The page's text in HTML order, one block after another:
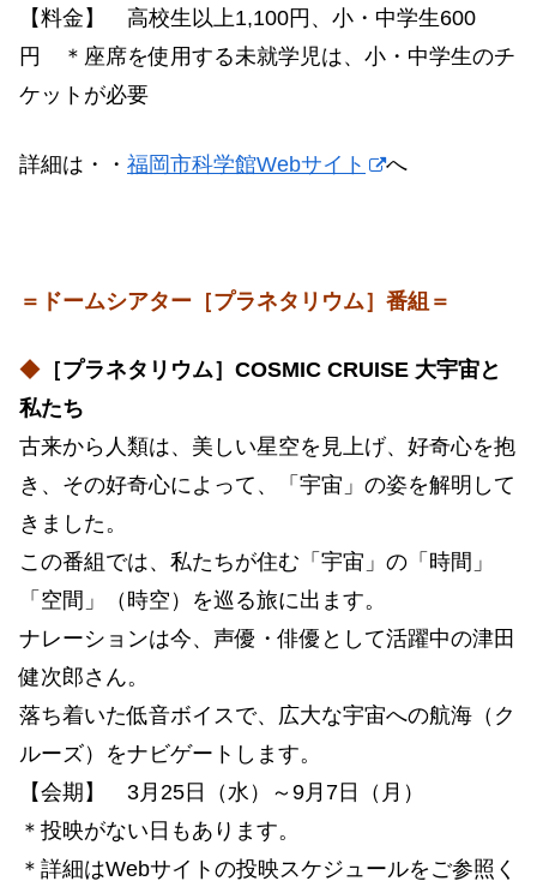
【料金】 高校生以上1,100円、小・中学生600
円 ＊座席を使用する未就学児は、小・中学生のチ
ケットが必要
詳細は・・ 福岡市科学館Webサイト へ
＝ドームシアター［プラネタリウム］番組＝
◆ ［プラネタリウム］COSMIC CRUISE 大宇宙と
私たち
古来から人類は、美しい星空を見上げ、好奇心を抱
き、その好奇心によって、「宇宙」の姿を解明して
きました。
この番組では、私たちが住む「宇宙」の「時間」
「空間」（時空）を巡る旅に出ます。
ナレーションは今、声優・俳優として活躍中の津田
健次郎さん。
落ち着いた低音ボイスで、広大な宇宙への航海（ク
ルーズ）をナビゲートします。
【会期】 3月25日（水）～9月7日（月）
＊投映がない日もあります。
＊詳細はWebサイトの投映スケジュールをご参照く